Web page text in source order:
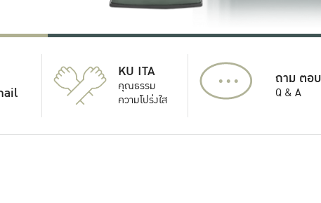
KU ITA
คุณธรรม
ความโปร่งใส
... ถาม ตอบ
Q & A